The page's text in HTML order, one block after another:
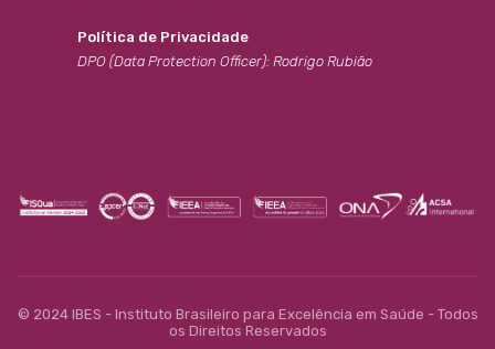
Política de Privacidade
DPO (Data Protection Officer): Rodrigo Rubião
© 2024 IBES - Instituto Brasileiro para Excelência em Saúde - Todos
os Direitos Reservados